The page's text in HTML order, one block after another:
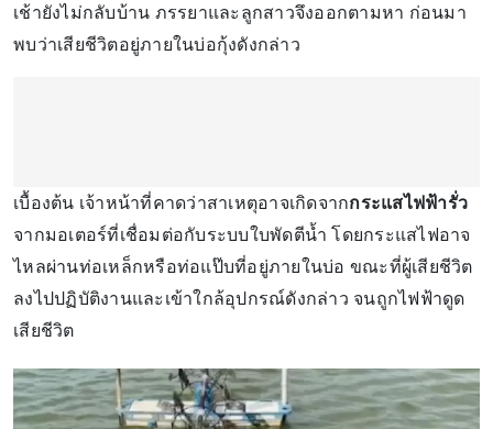
เช้ายังไม่กลับบ้าน ภรรยาและลูกสาวจึงออกตามหา ก่อนมา
พบว่าเสียชีวิตอยู่ภายในบ่อกุ้งดังกล่าว
เบื้องต้น เจ้าหน้าที่คาดว่าสาเหตุอาจเกิดจากกระแสไฟฟ้ารั่ว
จากมอเตอร์ที่เชื่อมต่อกับระบบใบพัดตีน้ำ โดยกระแสไฟอาจ
ไหลผ่านท่อเหล็กหรือท่อแป๊บที่อยู่ภายในบ่อ ขณะที่ผู้เสียชีวิต
ลงไปปฏิบัติงานและเข้าใกล้อุปกรณ์ดังกล่าว จนถูกไฟฟ้าดูด
เสียชีวิต